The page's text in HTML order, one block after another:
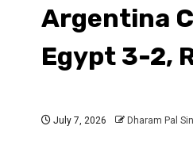
Argentina
Egypt 3-2,
July 7, 2026 Dharam Pal